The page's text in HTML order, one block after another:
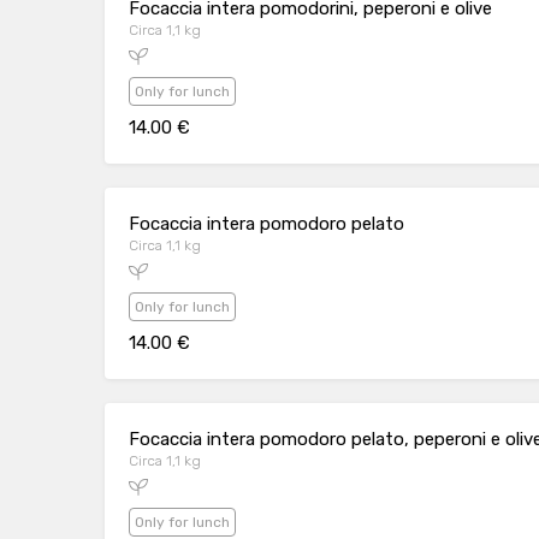
Focaccia intera pomodorini, peperoni e olive
Circa 1,1 kg
Only for lunch
14.00 €
Focaccia intera pomodoro pelato
Circa 1,1 kg
Only for lunch
14.00 €
Focaccia intera pomodoro pelato, peperoni e
Circa 1,1 kg
Only for lunch